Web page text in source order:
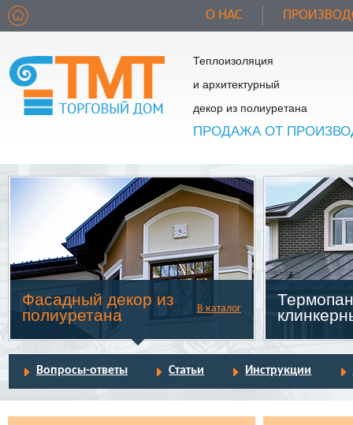
О НАС
Теплоизоляция
и архитектурный
декор из полиуретана
ПРОДАЖА ОТ
Фасадный декор из
полиуретана
В каталог
Вопросы-ответы Статьи Инструкции